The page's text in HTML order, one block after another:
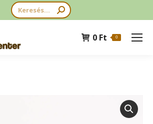
Search:
0 Ft 0